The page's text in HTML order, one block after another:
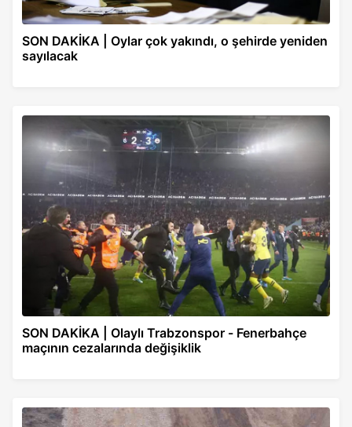
SON DAKİKA | Oylar çok yakındı, o şehirde yeniden
sayılacak
SON DAKİKA | Olaylı Trabzonspor - Fenerbahçe
maçının cezalarında değişiklik